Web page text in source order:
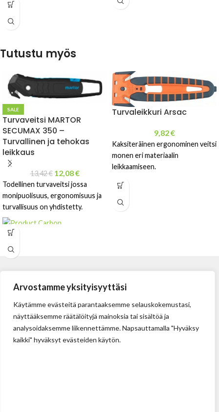
Arvostamme yksityisyyttäsi
Käytämme evästeitä parantaaksemme selauskokemustasi,
näyttääksemme räätälöityjä mainoksia tai sisältöä ja
analysoidaksemme liikennettämme. Napsauttamalla "Hyväksy
kaikki" hyväksyt evästeiden käytön.
Tutustu myös
SALE
Turvaveitsi MARTOR
SECUMAX 350 –
Turvallinen ja tehokas
leikkaus
13,42€ 12,08€
Todellinen turvaveitsi jossa
monipuolisuus, ergonomisuus ja
turvallisuus on yhdistetty.
Hiilijalanjälki = 0,2394 kg
CO2e / yksikkö
Turvaleikkuri Arsac
9,82€
Kaksiteräinen ergonominen veitsi
monen eri materiaalin
leikkaamiseen.
Tehdas